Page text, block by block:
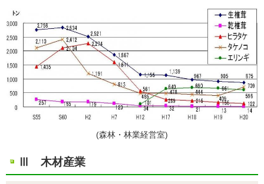
(森林・林業経営室)
Ⅲ 木材産業